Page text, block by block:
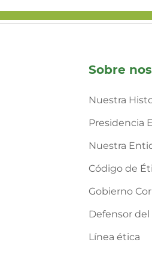
Sobre
Nuestra
Presidencia
Nuestra
Código de
Gobierno
Defensor
Línea ética